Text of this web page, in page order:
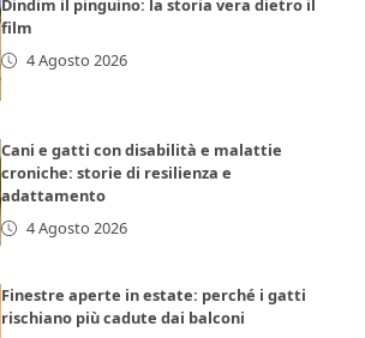
Dindim il pinguino: la storia vera dietro il
film
4 Agosto 2026
Cani e gatti con disabilità e malattie
croniche: storie di resilienza e
adattamento
4 Agosto 2026
Finestre aperte in estate: perché i gatti
rischiano più cadute dai balconi